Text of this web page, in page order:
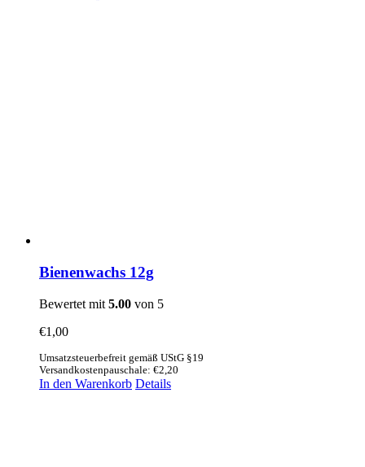
Bienenwachs 12g
Bewertet mit 5.00 von 5
€1,00
Umsatzsteuerbefreit gemäß UStG §19
Versandkostenpauschale: €2,20
In den Warenkorb Details